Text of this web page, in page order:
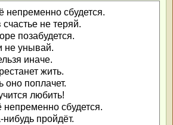
непременно сбудется.
не теряй.
позабудется.
не унывай.
иначе.
жить.
оно поплачет.
любить!
непременно сбудется.
пройдёт.